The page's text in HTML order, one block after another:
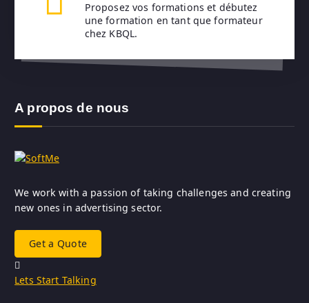
Proposez vos formations et débutez
une formation en tant que formateur
chez KBQL.
A propos de nous
We work with a passion of taking challenges and creating
new ones in advertising sector.
Get a Quote
Lets Start Talking